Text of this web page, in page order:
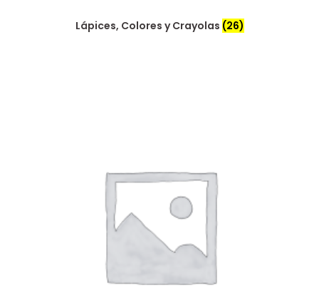
Lápices, Colores y Crayolas (26)